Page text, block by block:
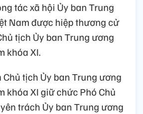
tác xã hội Ủy ban Trung
Nam được hiệp thương cử
tịch Ủy ban Trung ương
khóa XI.
tịch Ủy ban Trung ương
khóa XI giữ chức Phó Chủ
trách Ủy ban Trung ương